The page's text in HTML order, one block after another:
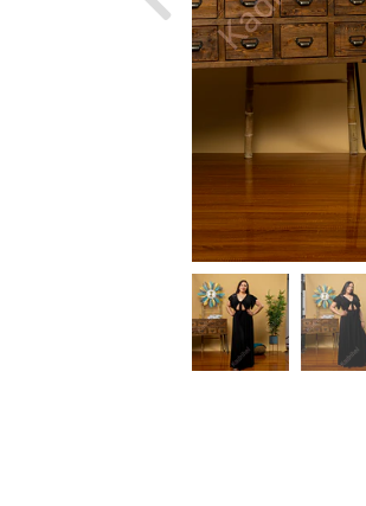
Previous